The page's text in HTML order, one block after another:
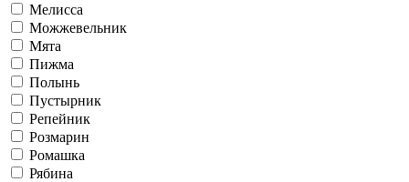
Мелисса
Можжевельник
Мята
Пижма
Полынь
Пустырник
Репейник
Розмарин
Ромашка
Рябина